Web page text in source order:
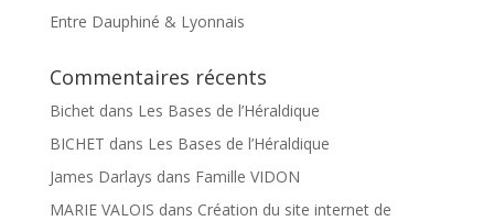
Entre Dauphiné & Lyonnais
Commentaires récents
Bichetdans Les Bases de l’Héraldique
BICHET dans Les Bases de l’Héraldique
James Darlays dans Famille VIDON
MARIE VALOIS dans Création du site internet de